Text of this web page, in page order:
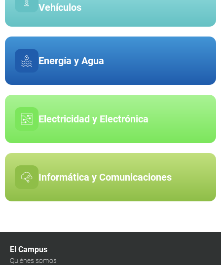
Vehículos
Energía y Agua
Electricidad y Electrónica
Informática y Comunicaciones
El Campus
Quiénes somos